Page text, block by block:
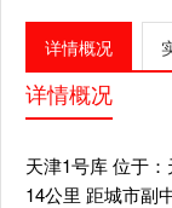
详情概况
详情概况
天津1号库 位于
14公里 距城市副